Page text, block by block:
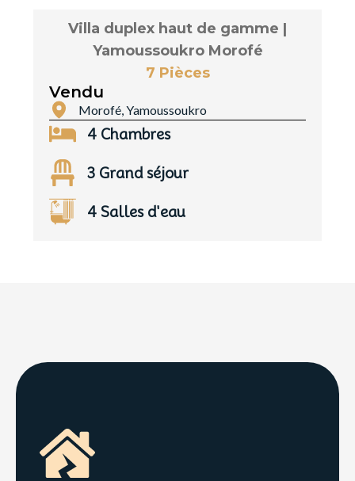
Villa duplex haut de gamme |
Yamoussoukro Morofé
7 Pièces
Vendu
Morofé, Yamoussoukro
4 Chambres
3 Grand séjour
4 Salles d'eau